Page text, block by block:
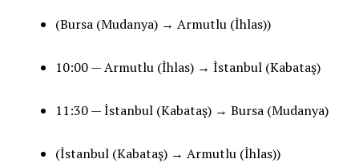
(Bursa (Mudanya) → Armutlu (İhlas))
10:00 — Armutlu (İhlas) → İstanbul (Kabataş)
11:30 — İstanbul (Kabataş) → Bursa (Mudanya)
(İstanbul (Kabataş) → Armutlu (İhlas))